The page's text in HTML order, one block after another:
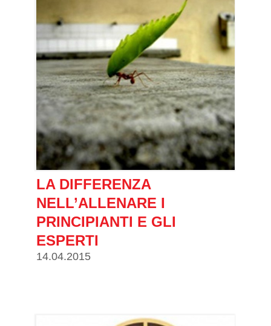
LA DIFFERENZA
NELL’ALLENARE I
PRINCIPIANTI E GLI
ESPERTI
14.04.2015